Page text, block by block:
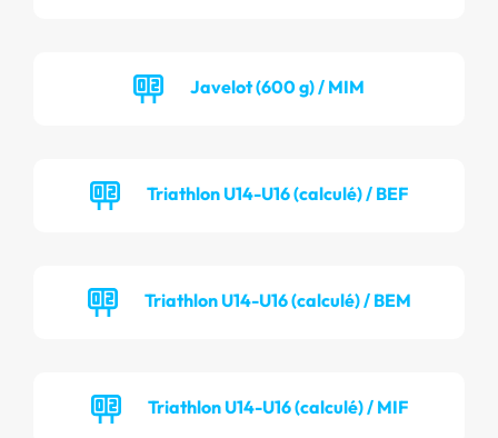
Javelot (600 g) / MIM
Triathlon U14-U16 (calculé) / BEF
Triathlon U14-U16 (calculé) / BEM
Triathlon U14-U16 (calculé) / MIF